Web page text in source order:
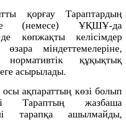
қорғау Тараптардың
(немесе) ҰҚШҰ-да
көпжақты келісімдер
өзара міндеттемелеріне,
құқықтық
асырылады.
ақпараттың көзі болып
Тараптың жазбаша
тарапқа ашылмайды,